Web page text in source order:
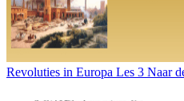
Revoluties in Europa Les 3 Naar